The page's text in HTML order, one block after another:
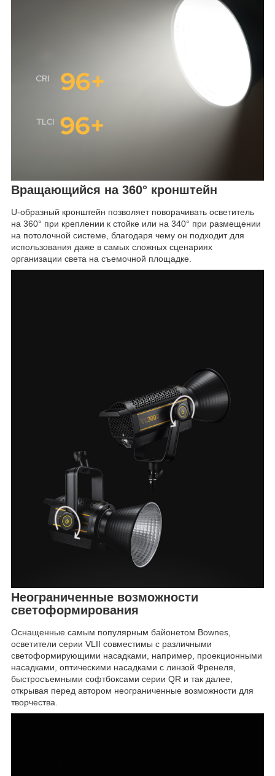
Вращающийся на 360° кронштейн
U-образный кронштейн позволяет поворачивать осветитель
на 360° при креплении к стойке или на 340° при размещении
на потолочной системе, благодаря чему он подходит для
использования даже в самых сложных сценариях
организации света на съемочной площадке.
Неограниченные возможности
светоформирования
Оснащенные самым популярным байонетом Bownes,
осветители серии VLII совместимы с различными
светоформирующими насадками, например, проекционными
насадками, оптическими насадками с линзой Френеля,
быстросъемными софтбоксами серии QR и так далее,
открывая перед автором неограниченные возможности для
творчества.